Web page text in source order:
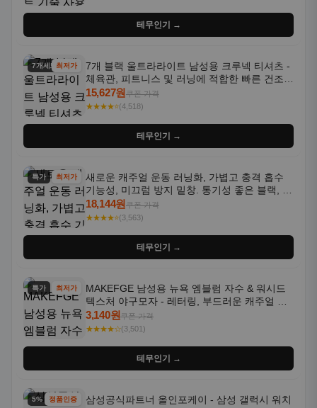
테무인기 →
7개세트최저가
7개 블랙 울트라라이트 남성용 크루넥 티셔츠 -
체육관, 피트니스 및 러닝에 적합한 빠른 건조,
통기성 좋은 수분 흡수 반팔 운동복
15,627원쿠폰 가격
★★★★⭐(4,518)
테무인기 →
특가 최저가
새로운 캐주얼 운동 러닝화, 가볍고 충격 흡수
기능성, 미끄럼 방지 밑창. 통기성 좋은 블랙, 화
이트, 퍼플 그라데이션 색상
18,144원쿠폰 가격
★★★★⭐(3,563)
테무인기 →
특가 최저가
MAKEFGE 남성용 뉴욕 엠블럼 자수 & 워시드
텍스처 야구모자 - 레터링, 부드러운 캐주얼 모
자, NYC 스타일
3,140원쿠폰 가격
★★★★☆(3,501)
테무인기 →
5% 할인정품인증
삼성공식파트너 올인포케이 - 삼성 갤럭시 워치